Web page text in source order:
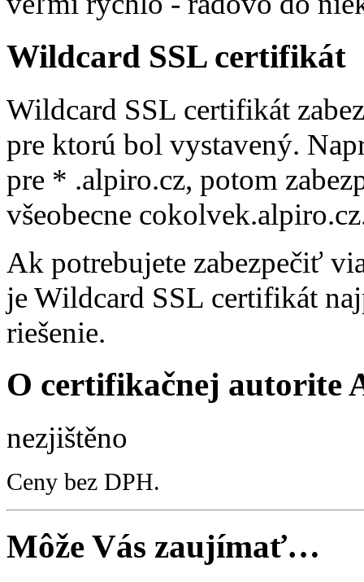
Wildcard SSL certifikát
Wildcard SSL certifikát
pre ktorú bol vystavený.
pre * .alpiro.cz, potom
všeobecne
Ak potrebujete zabezpečiť
je Wildcard SSL certifikát
riešenie.
O certifikačnej autorite
nezjištěno
Ceny bez DPH.
Môže Vás zaujímať…